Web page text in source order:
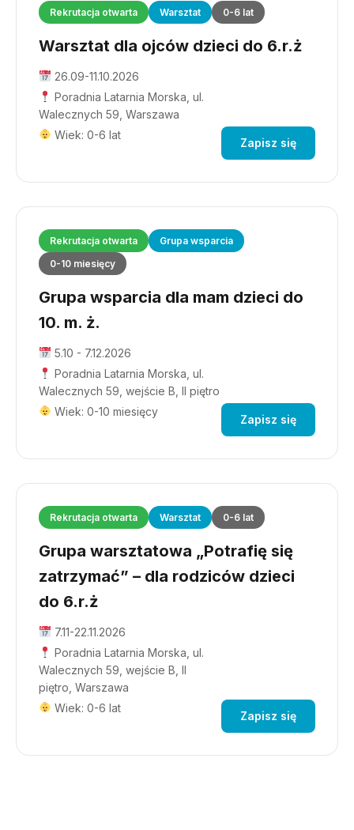
Rekrutacja otwarta Warsztat 0-6 lat
Warsztat dla ojców dzieci do 6.r.ż
26.09-11.10.2026
Poradnia Latarnia Morska, ul.
Walecznych 59, Warszawa
Wiek: 0-6 lat
Zapisz się
Rekrutacja otwarta
Grupa wsparcia
0-10 miesięcy
Grupa wsparcia dla mam dzieci do
10. m. ż.
5.10 - 7.12.2026
Poradnia Latarnia Morska, ul.
Walecznych 59, wejście B, II piętro
Wiek: 0-10 miesięcy
Zapisz się
Rekrutacja otwarta Warsztat 0-6 lat
Grupa warsztatowa „Potrafię się
zatrzymać” – dla rodziców dzieci
do 6.r.ż
7.11-22.11.2026
Poradnia Latarnia Morska, ul.
Walecznych 59, wejście B, II
piętro, Warszawa
Wiek: 0-6 lat
Zapisz się